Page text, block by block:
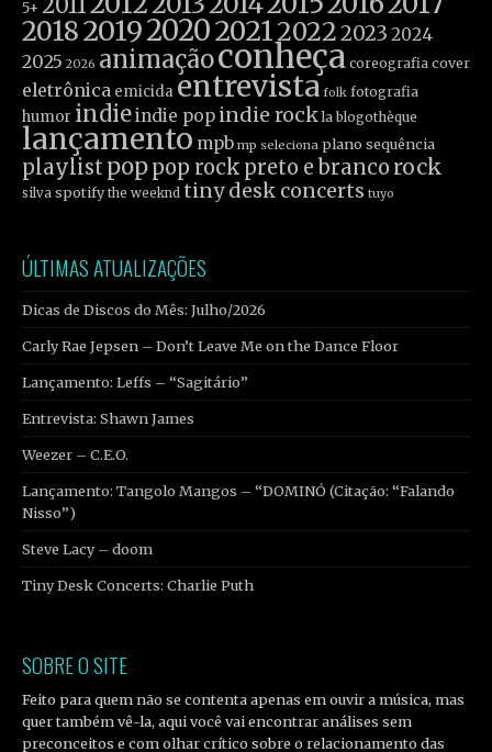
5+
201820192020202120222023 2024
2025 2026 animaçãoconheça coreografia cover
eletrônica emicida entrevista folk fotografia
humor indieindie pop indie rock la blogothèque
lançamento mpb mp seleciona plano sequência
playlist poppop rock preto e branco rock
silva spotify the weeknd tiny desk concerts tuyo
ÚLTIMAS ATUALIZAÇÕES
Dicas de Discos do Mês: Julho/2026
Carly Rae Jepsen – Don’t Leave Me on the Dance Floor
Lançamento: Leffs – “Sagitário”
Entrevista: Shawn James
Weezer – C.E.O.
Lançamento: Tangolo Mangos – “DOMINÓ (Citação: “Falando
Nisso”)
Steve Lacy – doom
Tiny Desk Concerts: Charlie Puth
SOBRE O SITE
Feito para quem não se contenta apenas em ouvir a música, mas
quer também vê-la, aqui você vai encontrar análises sem
preconceitos e com olhar crítico sobre o relacionamento das